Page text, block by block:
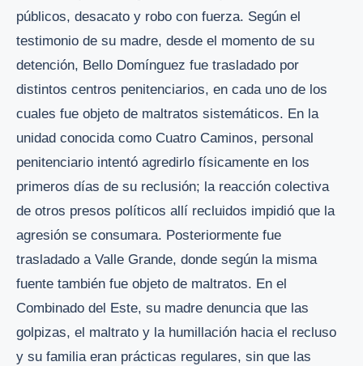
públicos, desacato y robo con fuerza. Según el
testimonio de su madre, desde el momento de su
detención, Bello Domínguez fue trasladado por
distintos centros penitenciarios, en cada uno de los
cuales fue objeto de maltratos sistemáticos. En la
unidad conocida como Cuatro Caminos, personal
penitenciario intentó agredirlo físicamente en los
primeros días de su reclusión; la reacción colectiva
de otros presos políticos allí recluidos impidió que la
agresión se consumara. Posteriormente fue
trasladado a Valle Grande, donde según la misma
fuente también fue objeto de maltratos. En el
Combinado del Este, su madre denuncia que las
golpizas, el maltrato y la humillación hacia el recluso
y su familia eran prácticas regulares, sin que las